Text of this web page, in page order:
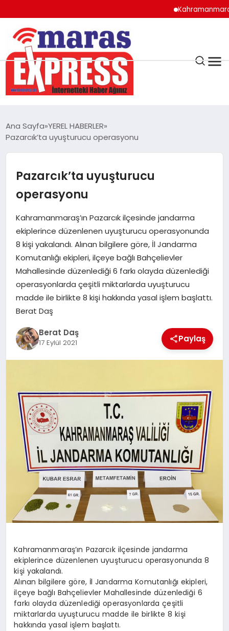
Kahramanmaraş’ta
K.MARAŞ
ANDIRIN
ÇAĞLAYANCERİT
BİZE ULAŞIN
GÖKSUN
TÜRKOĞLU
KÜNYE
Ana Sayfa YEREL HABERLER
Pazarcık’ta uyuşturucu operasyonu
Pazarcık’ta uyuşturucu
operasyonu
Kahramanmaraş’ın Pazarcık ilçesinde jandarma
ekiplerince düzenlenen uyuşturucu operasyonunda
8 kişi yakalandı. Alınan bilgilere göre, İl Jandarma
Komutanlığı ekipleri, ilçeye bağlı Bahçelievler
Mahallesinde düzenlediği 6 farkı olayda düzenlediği
operasyonlarda çeşitli miktarlarda uyuşturucu
madde ile birlikte 8 kişi hakkında yasal işlem başlattı.
Berat Daş
Berat Daş
17 Eylül 2021 Paylaş
Kahramanmaraş’ın Pazarcık ilçesinde jandarma
ekiplerince düzenlenen uyuşturucu operasyonunda 8
kişi yakalandı.
Alınan bilgilere göre, İl Jandarma Komutanlığı ekipleri,
ilçeye bağlı Bahçelievler Mahallesinde düzenlediği 6
farkı olayda düzenlediği operasyonlarda çeşitli
miktarlarda uyuşturucu madde ile birlikte 8 kişi
hakkında yasal işlem başlattı.